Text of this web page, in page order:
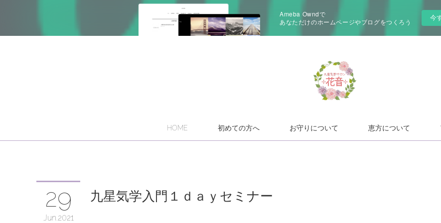
Ameba Owndで
あなただけのホームページやブログをつくろう
今
HOME 初めての方へ お守りについて 恵方について
29
Jun 2021
九星気学入門１ｄａｙセミナー